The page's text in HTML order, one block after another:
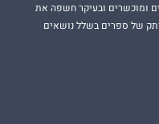
ומוכשרים ובעיקר חשפה את
של ספרים בשלל נושאים